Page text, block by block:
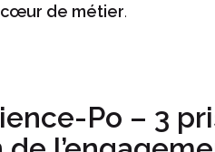
cœur de métier.
Po – 3